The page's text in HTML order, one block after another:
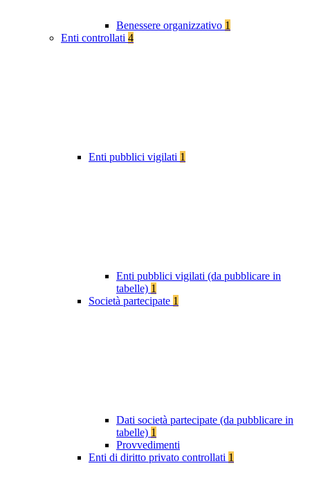
Benessere organizzativo 1
Enti controllati 4
Enti pubblici vigilati 1
Enti pubblici vigilati (da pubblicare in
tabelle) 1
Società partecipate 1
Dati società partecipate (da pubblicare in
tabelle) 1
Provvedimenti
Enti di diritto privato controllati 1